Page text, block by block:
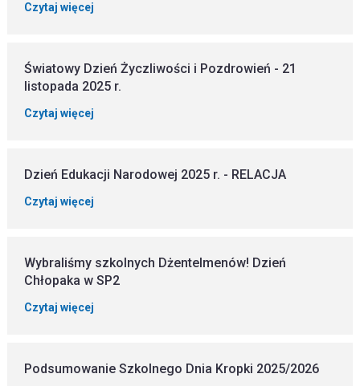
Czytaj więcej
Światowy Dzień Życzliwości i Pozdrowień - 21
listopada 2025 r.
Czytaj więcej
Dzień Edukacji Narodowej 2025 r. - RELACJA
Czytaj więcej
Wybraliśmy szkolnych Dżentelmenów! Dzień
Chłopaka w SP2
Czytaj więcej
Podsumowanie Szkolnego Dnia Kropki 2025/2026